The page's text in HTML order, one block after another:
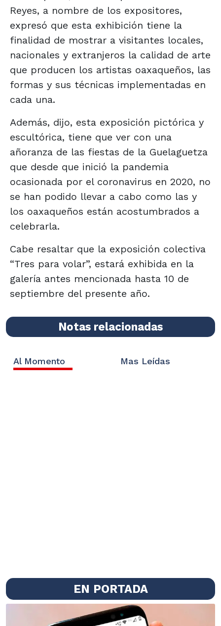
Reyes, a nombre de los expositores,
expresó que esta exhibición tiene la
finalidad de mostrar a visitantes locales,
nacionales y extranjeros la calidad de arte
que producen los artistas oaxaqueños, las
formas y sus técnicas implementadas en
cada una.
Además, dijo, esta exposición pictórica y
escultórica, tiene que ver con una
añoranza de las fiestas de la Guelaguetza
que desde que inició la pandemia
ocasionada por el coronavirus en 2020, no
se han podido llevar a cabo como las y
los oaxaqueños están acostumbrados a
celebrarla.
Cabe resaltar que la exposición colectiva
“Tres para volar”, estará exhibida en la
galería antes mencionada hasta 10 de
septiembre del presente año.
Notas relacionadas
Al Momento Mas Leídas
EN PORTADA